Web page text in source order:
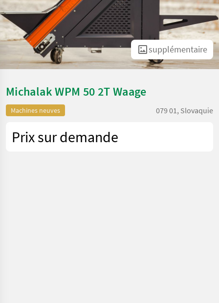
supplémentaire
Michalak WPM 50 2T Waage
Machines neuves 079 01, Slovaquie
Prix sur demande